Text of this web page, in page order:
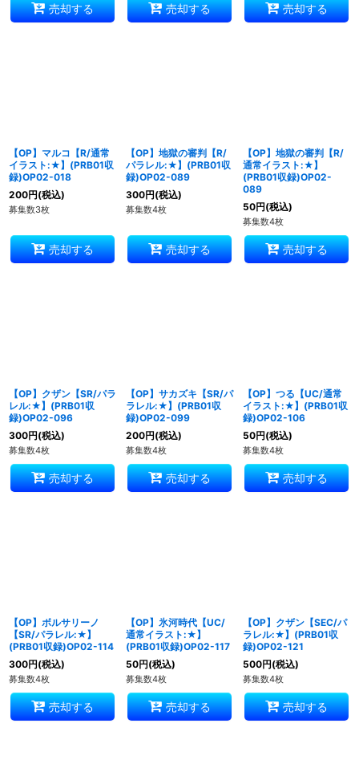
売却する 売却する 売却する
【OP】マルコ【R/通常
イラスト:★】(PRB01収
録)OP02-018
200円(税込)
募集数3枚
売却する
【OP】地獄の審判【R/
パラレル:★】(PRB01収
録)OP02-089
300円(税込)
募集数4枚
売却する
【OP】地獄の審判【R/
通常イラスト:★】
(PRB01収録)OP02-
089
50円(税込)
募集数4枚
売却する
【OP】クザン【SR/パラ
レル:★】(PRB01収
録)OP02-096
300円(税込)
募集数4枚
売却する
【OP】サカズキ【SR/パ
ラレル:★】(PRB01収
録)OP02-099
200円(税込)
募集数4枚
売却する
【OP】つる【UC/通常
イラスト:★】(PRB01収
録)OP02-106
50円(税込)
募集数4枚
売却する
【OP】ボルサリーノ
【SR/パラレル:★】
(PRB01収録)OP02-114
300円(税込)
募集数4枚
売却する
【OP】氷河時代【UC/
通常イラスト:★】
(PRB01収録)OP02-117
50円(税込)
募集数4枚
売却する
【OP】クザン【SEC/パ
ラレル:★】(PRB01収
録)OP02-121
500円(税込)
募集数4枚
売却する